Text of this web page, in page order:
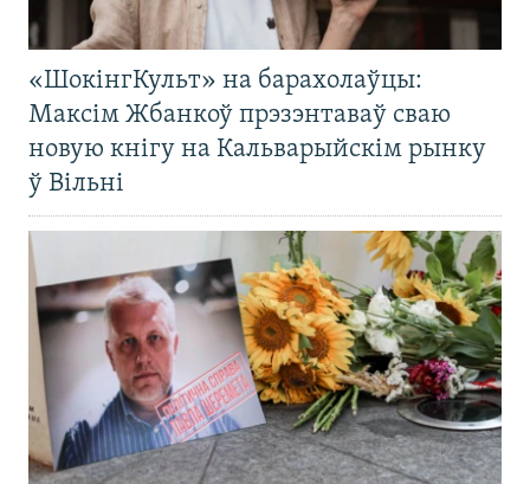
«ШокінгКульт» на барахолаўцы:
Максім Жбанкоў прэзэнтаваў сваю
новую кнігу на Кальварыйскім рынку
ў Вільні